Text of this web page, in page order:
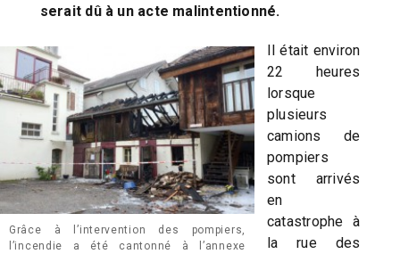
serait dû à un acte malintentionné.
Grâce à l’intervention des pompiers,
l’incendie a été cantonné à l’annexe
Il était environ
22 heures
lorsque
plusieurs
camions de
pompiers
sont arrivés
en
catastrophe à
la rue des